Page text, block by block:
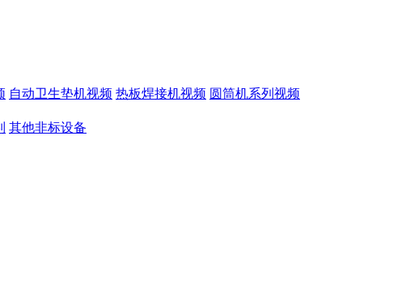
自动卫生垫机视频 热板焊接机视频 圆筒机系列视频
其他非标设备